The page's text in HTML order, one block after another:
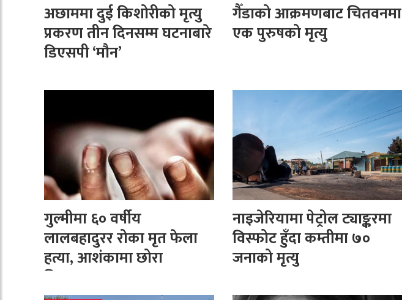
अछाममा दुई किशोरीको मृत्यु
प्रकरण तीन दिनसम्म घटनाबारे
डिएसपी ‘मौन’
गैँडाको आक्रमणबाट चितवनमा
एक पुरुषको मृत्यु
गुल्मीमा ६० वर्षीय
लालबहादुरर रोका मृत फेला
हत्या, आशंकामा छोरा
नियन्त्रणमा
नाइजेरियामा पेट्रोल ट्याङ्करमा
विस्फोट हुँदा कम्तीमा ७०
जनाको मृत्यु